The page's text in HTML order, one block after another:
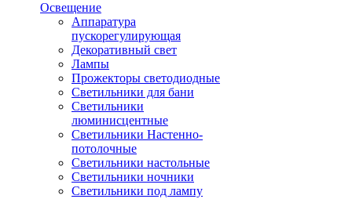
Освещение
Аппаратура
пускорегулирующая
Декоративный свет
Лампы
Прожекторы светодиодные
Светильники для бани
Светильники
люминисцентные
Светильники Настенно-
потолочные
Светильники настольные
Светильники ночники
Светильники под лампу